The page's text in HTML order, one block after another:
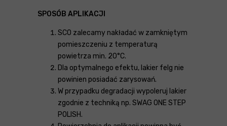
SPOSÓB APLIKACJI
SCO zalecamy nakładać w zamkniętym
pomieszczeniu z temperaturą
powietrza min. 20°C.
Dla optymalnego efektu, lakier felg nie
powinien posiadać zarysowań.
W przypadku degradacji wypoleruj lakier
zgodnie z techniką np. SWAG ONE STEP
POLISH.